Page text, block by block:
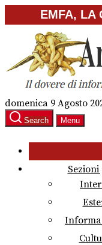
to
content
EMFA, LA
domenica 9 Agosto
Search Menu